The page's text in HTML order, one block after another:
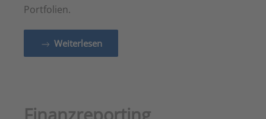
Portfolien.
Weiterlesen